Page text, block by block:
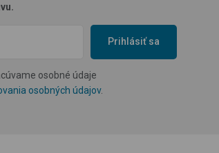
Prihlásiť sa
osobné údaje
osobných údajov.